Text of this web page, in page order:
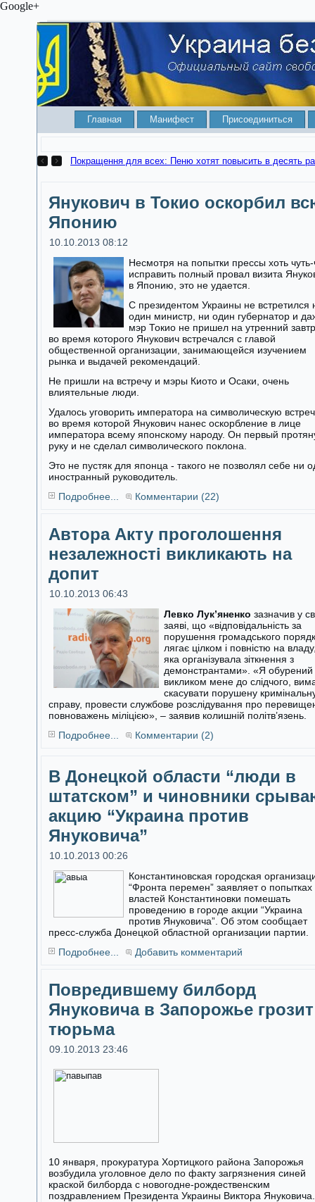
Google+
Главная Манифест Присоединиться
Покращення для всех: Пеню хотят повысить в десять
Янукович в Токио оскорбил
Японию
10.10.2013 08:12
Несмотря на попытки прессы хоть чуть-
исправить полный провал визита
в Японию, это не удается.
С президентом Украины не встретился
один министр, ни один губернатор и
мэр Токио не пришел на утренний
во время которого Янукович встречался с главой
общественной организации, занимающейся изучением
рынка и выдачей рекомендаций.
Не пришли на встречу и мэры Киото и Осаки, очень
влиятельные люди.
Удалось уговорить императора на символическую
во время которой Янукович нанес оскорбление в лице
императора всему японскому народу. Он первый
руку и не сделал символического поклона.
Это не пустяк для японца - такого не позволял себе ни
иностранный руководитель.
Подробнее...
Комментарии (22)
Автора Акту проголошення
незалежності викликають на
допит
10.10.2013 06:43
Левко Лук’яненко зазначив у
заяві, що «відповідальність за
порушення громадського
лягає цілком і повністю на
яка організувала зіткнення з
демонстрантами». «Я обурений
викликом мене до слідчого,
скасувати порушену
справу, провести службове розслідування про
повноважень міліцією», – заявив колишній політв’язень.
Подробнее...
Комментарии (2)
В Донецкой области “люди в
штатском” и чиновники
акцию “Украина против
Януковича”
10.10.2013 00:26
Константиновская городская
“Фронта перемен” заявляет о попытках
властей Константиновки помешать
проведению в городе акции “Украина
против Януковича”. Об этом сообщает
пресс-служба Донецкой областной организации партии.
Подробнее...
Добавить комментарий
Повредившему билборд
Януковича в Запорожье грозит
тюрьма
09.10.2013 23:46
10 января, прокуратура Хортицкого района Запорожья
возбудила уголовное дело по факту загрязнения синей
краской билборда с новогодне-рождественским
поздравлением Президента Украины Виктора Януковича.